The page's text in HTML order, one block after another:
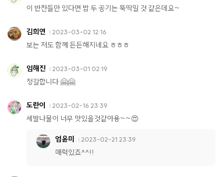
이 반찬들만 있다면 밥 두 공기는 뚝딱일 것 같은데요~
김희연 2023-03-02 12:16
보는 저도 함께 든든해지네요 ㅎㅎㅎ
임해진 2023-03-01 02:19
정갈합니다 🤗🤗
도란이 2023-02-16 23:39
세발나물이 너무 맛있을것같아용~~😍
엄윤미 2023-02-21 23:39
매력있죠^^!!